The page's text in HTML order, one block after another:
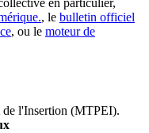
en particulier,
, le bulletin officiel
, ou le moteur de
l'Insertion (MTPEI).